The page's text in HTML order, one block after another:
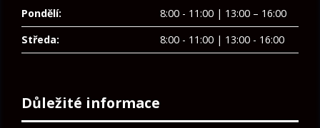
Pondělí:
8:00 - 11:00 | 13:00 – 16:00
Středa:
8:00 - 11:00 | 13:00 - 16:00
Důležité informace